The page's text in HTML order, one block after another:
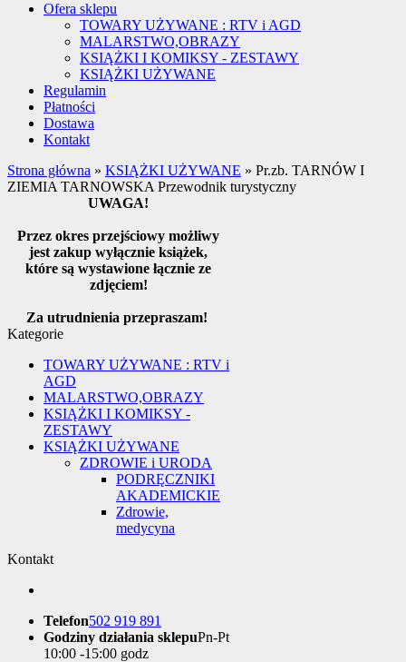
Ofera sklepu
TOWARY UŻYWANE : RTV i AGD
MALARSTWO,OBRAZY
KSIĄŻKI I KOMIKSY - ZESTAWY
KSIĄŻKI UŻYWANE
Regulamin
Płatności
Dostawa
Kontakt
Strona główna » KSIĄŻKI UŻYWANE » Pr.zb. TARNÓW I
ZIEMIA TARNOWSKA Przewodnik turystyczny
UWAGA!
Przez okres przejściowy możliwy
jest zakup wyłącznie książek,
które są wystawione łącznie ze
zdjęciem!
Za utrudnienia przepraszam!
Kategorie
TOWARY UŻYWANE : RTV i
AGD
MALARSTWO,OBRAZY
KSIĄŻKI I KOMIKSY -
ZESTAWY
KSIĄŻKI UŻYWANE
ZDROWIE i URODA
PODRĘCZNIKI
AKADEMICKIE
Zdrowie,
medycyna
Kontakt
Telefon502 919 891
Godziny działania sklepuPn-Pt
10:00 -15:00 godz